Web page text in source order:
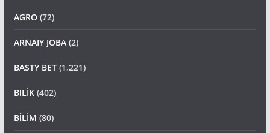
AGRO(72)
ARNAIY JOBA(2)
BASTY BET (1,221)
BILİK(402)
BİLİM (80)